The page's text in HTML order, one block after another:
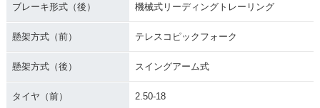
ブレーキ形式（後） 機械式リーディングトレーリング
懸架方式（前） テレスコピックフォーク
懸架方式（後） スイングアーム式
タイヤ（前） 2.50-18